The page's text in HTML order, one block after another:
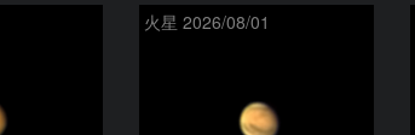
火星 2026/08/01